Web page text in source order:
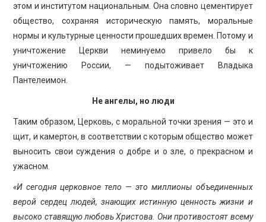
этом и институтом национальным. Она словно цементирует
общество, сохраняя историческую память, моральные
нормы и культурные ценности прошедших времен. Потому и
уничтожение Церкви неминуемо привело бы к
уничтожению России, — подытоживает Владыка
Пантелеимон.
Не ангелы, но люди
Таким образом, Церковь, с моральной точки зрения — это и
щит, и камертон, в соответствии с которым общество может
выносить свои суждения о добре и о зле, о прекрасном и
ужасном.
«И сегодня церковное тело — это миллионы объединенных
верой сердец людей, знающих истинную ценность жизни и
высоко ставящую любовь Христова. Они противостоят всему